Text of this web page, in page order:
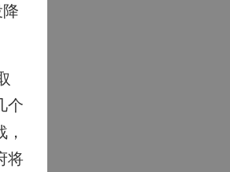
个
将